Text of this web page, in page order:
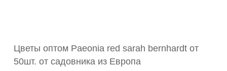
Цветы оптом Paeonia red sarah bernhardt от
50шт. от садовника из Европа